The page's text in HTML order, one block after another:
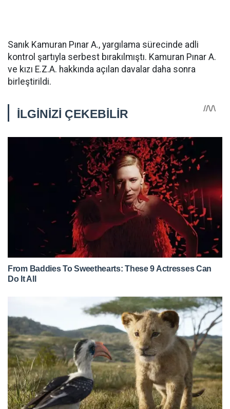
Sanık Kamuran Pınar A., yargılama sürecinde adli
kontrol şartıyla serbest bırakılmıştı. Kamuran Pınar A.
ve kızı E.Z.A. hakkında açılan davalar daha sonra
birleştirildi.